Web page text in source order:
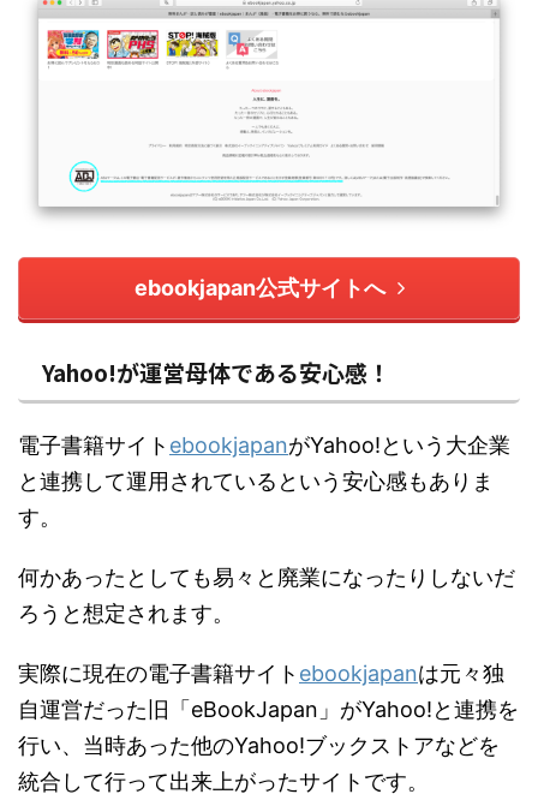
ebookjapan公式サイトへ
Yahoo!が運営母体である安心感！
電子書籍サイト ebookjapanがYahoo!という大企業
と連携して運用されているという安心感もありま
す。
何かあったとしても易々と廃業になったりしないだ
ろうと想定されます。
実際に現在の電子書籍サイト ebookjapanは元々独
自運営だった旧「eBookJapan」がYahoo!と連携を
行い、当時あった他のYahoo!ブックストアなどを
統合して行って出来上がったサイトです。